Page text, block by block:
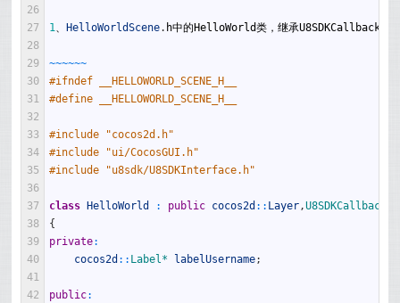
26
27
28
29
30
31
32
33
34
35
36
37
38
39
40
41
42
1、 HelloWorldScene. h中的 HelloWorld类，继承U8SDKCallback
~~~~~~
#ifndef __HELLOWORLD_SCENE_H__
#define __HELLOWORLD_SCENE_H__
#include "cocos2d.h"
#include "ui/CocosGUI.h"
#include "u8sdk/U8SDKInterface.h"
class HelloWorld : public cocos2d :: Layer,U8SDKCallback
{
private:
cocos2d :: Label* labelUsername;
public: